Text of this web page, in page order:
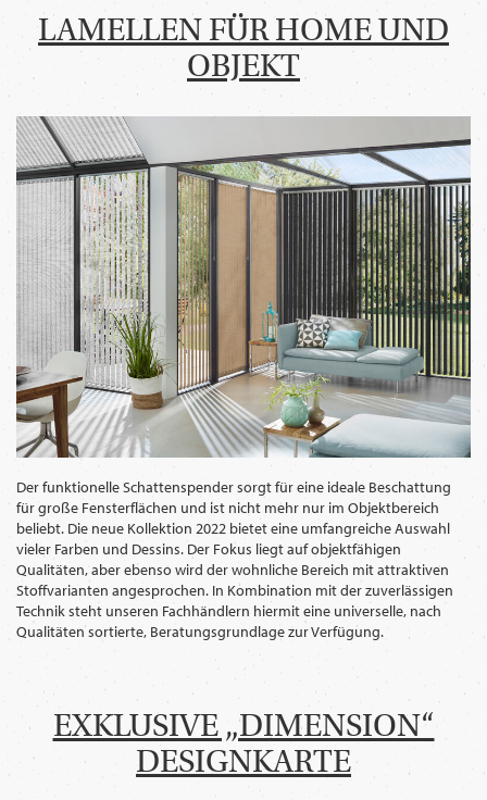
VERBÄNDE & KOOPERATIONSPARTNER
ANFAHRT
PRODUKTRATGEBER
IDEEN, TIPPS & TRENDS
Architektenportal
SPRACHE
WECHSELN
DE
LAMELLEN FÜR HOME UND
OBJEKT
Der funktionelle Schattenspender sorgt für eine ideale Beschattung
für große Fensterflächen und ist nicht mehr nur im Objektbereich
beliebt. Die neue Kollektion 2022 bietet eine umfangreiche Auswahl
vieler Farben und Dessins. Der Fokus liegt auf objektfähigen
Qualitäten, aber ebenso wird der wohnliche Bereich mit attraktiven
Stoffvarianten angesprochen. In Kombination mit der zuverlässigen
Technik steht unseren Fachhändlern hiermit eine universelle, nach
Qualitäten sortierte, Beratungsgrundlage zur Verfügung.
EXKLUSIVE „DIMENSION“
DESIGNKARTE